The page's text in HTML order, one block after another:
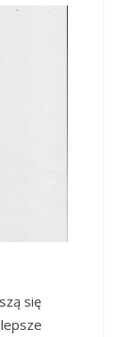
się